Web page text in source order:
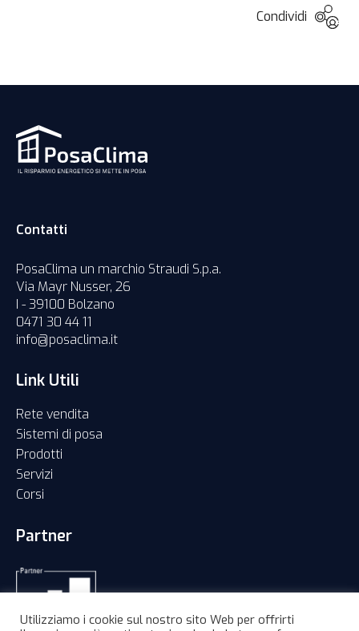
Condividi
Contatti
PosaClima un marchio Straudi S.p.a.
Via Mayr Nusser, 26
I - 39100 Bolzano
0471 30 44 11
info@posaclima.it
Link Utili
Rete vendita
Sistemi di posa
Prodotti
Servizi
Corsi
Partner
Utilizziamo i cookie sul nostro sito Web per offrirti